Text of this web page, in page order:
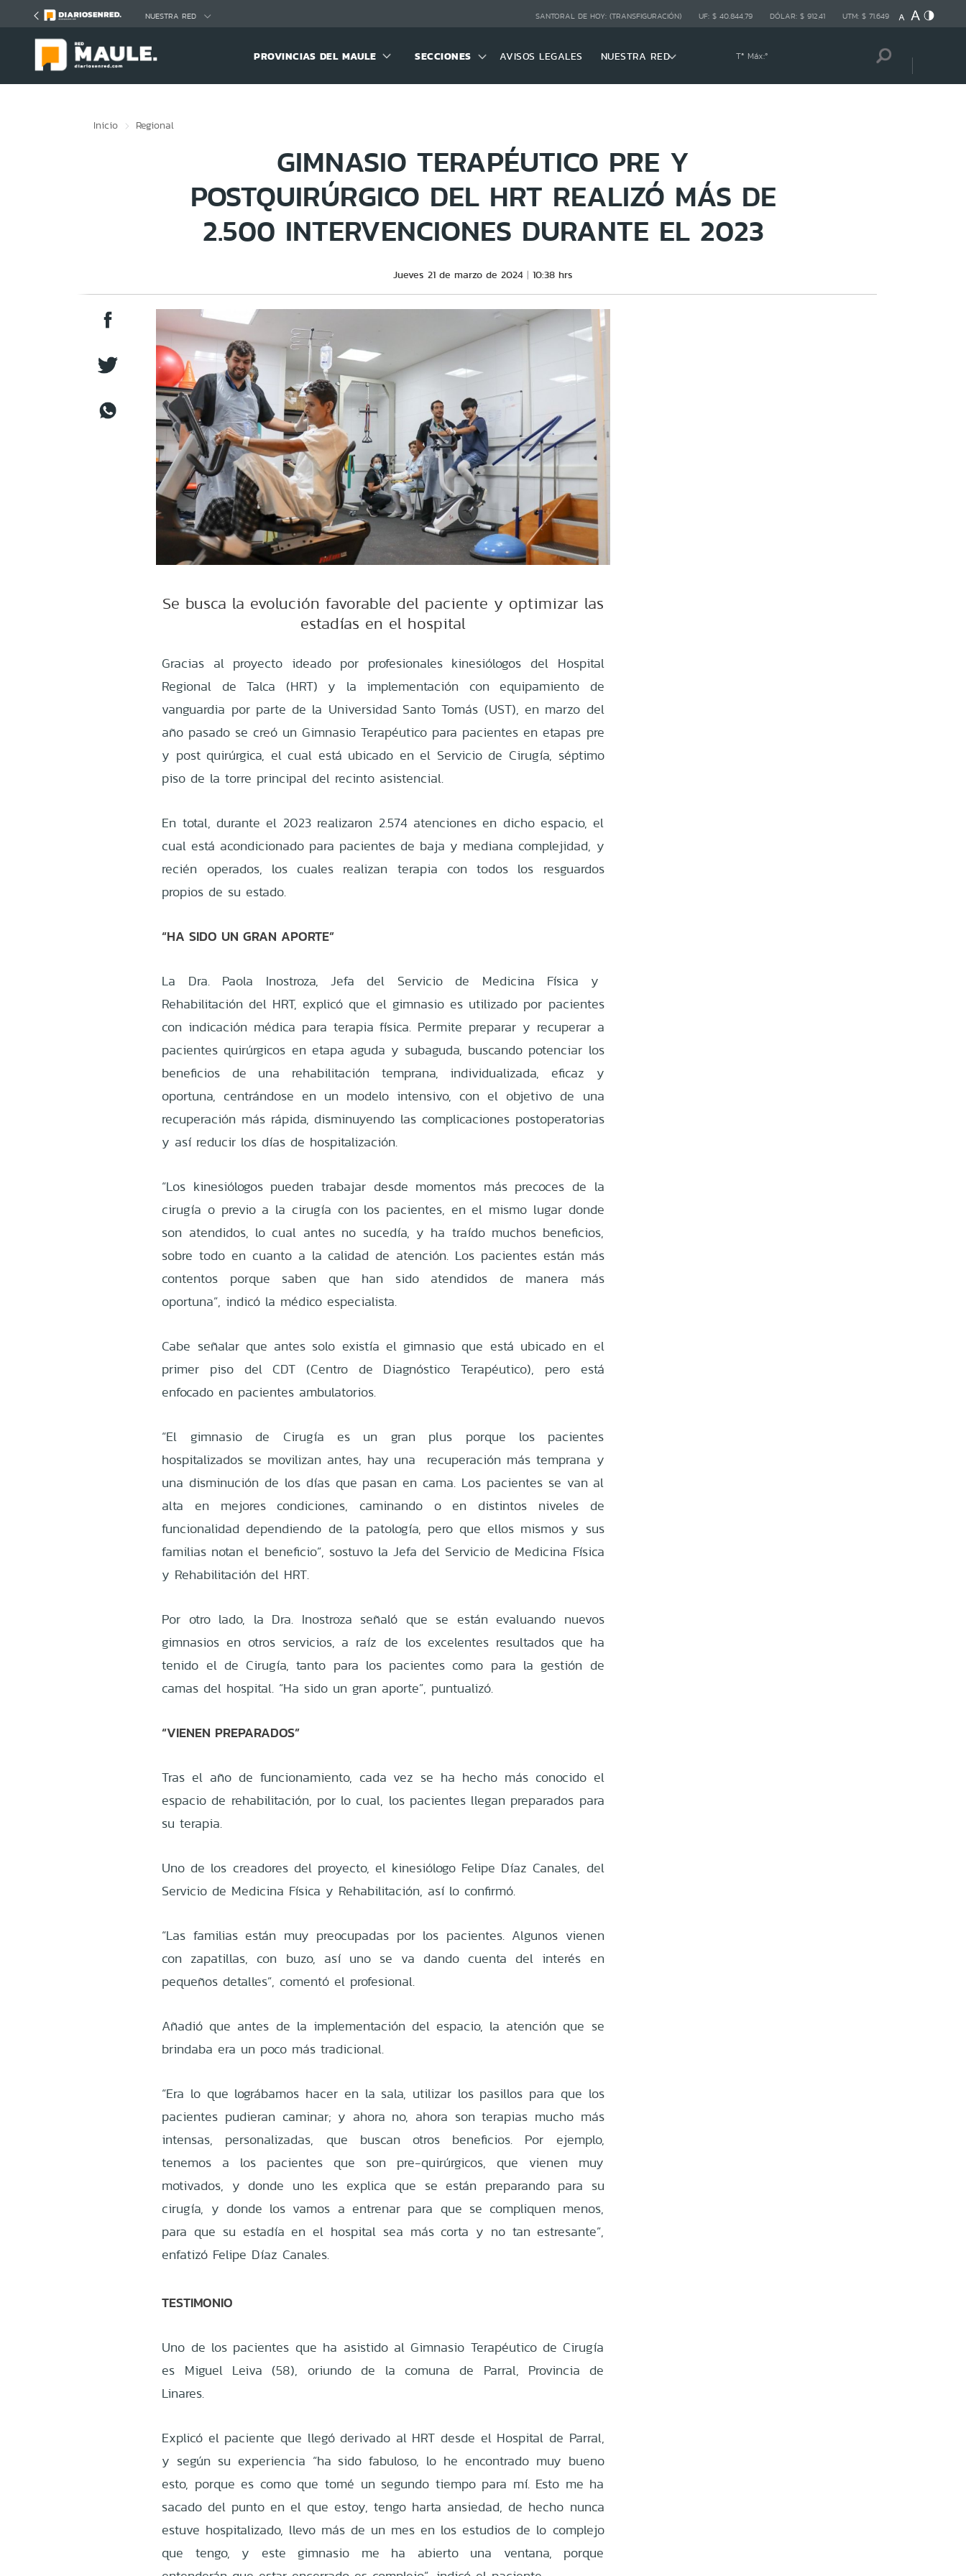
NUESTRA RED SANTORAL DE HOY: (TRANSFIGURACIÓN) UF: $ 40.844,79 DÓLAR: $ 912,41 UTM: $ 71.649
PROVINCIAS DEL MAULE SECCIONES AVISOS LEGALES NUESTRA RED Tª Máx:º
Inicio Regional
GIMNASIO TERAPÉUTICO PRE Y
POSTQUIRÚRGICO DEL HRT REALIZÓ MÁS DE
2.500 INTERVENCIONES DURANTE EL 2023
Jueves 21 de marzo de 2024 10:38 hrs
Se busca la evolución favorable del paciente y optimizar las
estadías en el hospital
Gracias al proyecto ideado por profesionales kinesiólogos del Hospital
Regional de Talca (HRT) y la implementación con equipamiento de
vanguardia por parte de la Universidad Santo Tomás (UST), en marzo del
año pasado se creó un Gimnasio Terapéutico para pacientes en etapas pre
y post quirúrgica, el cual está ubicado en el Servicio de Cirugía, séptimo
piso de la torre principal del recinto asistencial.
En total, durante el 2023 realizaron 2.574 atenciones en dicho espacio, el
cual está acondicionado para pacientes de baja y mediana complejidad, y
recién operados, los cuales realizan terapia con todos los resguardos
propios de su estado.
“HA SIDO UN GRAN APORTE”
La Dra. Paola Inostroza, Jefa del Servicio de Medicina Física y
Rehabilitación del HRT, explicó que el gimnasio es utilizado por pacientes
con indicación médica para terapia física. Permite preparar y recuperar a
pacientes quirúrgicos en etapa aguda y subaguda, buscando potenciar los
beneficios de una rehabilitación temprana, individualizada, eficaz y
oportuna, centrándose en un modelo intensivo, con el objetivo de una
recuperación más rápida, disminuyendo las complicaciones postoperatorias
y así reducir los días de hospitalización.
“Los kinesiólogos pueden trabajar desde momentos más precoces de la
cirugía o previo a la cirugía con los pacientes, en el mismo lugar donde
son atendidos, lo cual antes no sucedía, y ha traído muchos beneficios,
sobre todo en cuanto a la calidad de atención. Los pacientes están más
contentos porque saben que han sido atendidos de manera más
oportuna”, indicó la médico especialista.
Cabe señalar que antes solo existía el gimnasio que está ubicado en el
primer piso del CDT (Centro de Diagnóstico Terapéutico), pero está
enfocado en pacientes ambulatorios.
“El gimnasio de Cirugía es un gran plus porque los pacientes
hospitalizados se movilizan antes, hay una recuperación más temprana y
una disminución de los días que pasan en cama. Los pacientes se van al
alta en mejores condiciones, caminando o en distintos niveles de
funcionalidad dependiendo de la patología, pero que ellos mismos y sus
familias notan el beneficio”, sostuvo la Jefa del Servicio de Medicina Física
y Rehabilitación del HRT.
Por otro lado, la Dra. Inostroza señaló que se están evaluando nuevos
gimnasios en otros servicios, a raíz de los excelentes resultados que ha
tenido el de Cirugía, tanto para los pacientes como para la gestión de
camas del hospital. “Ha sido un gran aporte”, puntualizó.
“VIENEN PREPARADOS”
Tras el año de funcionamiento, cada vez se ha hecho más conocido el
espacio de rehabilitación, por lo cual, los pacientes llegan preparados para
su terapia.
Uno de los creadores del proyecto, el kinesiólogo Felipe Díaz Canales, del
Servicio de Medicina Física y Rehabilitación, así lo confirmó.
“Las familias están muy preocupadas por los pacientes. Algunos vienen
con zapatillas, con buzo, así uno se va dando cuenta del interés en
pequeños detalles”, comentó el profesional.
Añadió que antes de la implementación del espacio, la atención que se
brindaba era un poco más tradicional.
“Era lo que lográbamos hacer en la sala, utilizar los pasillos para que los
pacientes pudieran caminar; y ahora no, ahora son terapias mucho más
intensas, personalizadas, que buscan otros beneficios. Por ejemplo,
tenemos a los pacientes que son pre-quirúrgicos, que vienen muy
motivados, y donde uno les explica que se están preparando para su
cirugía, y donde los vamos a entrenar para que se compliquen menos,
para que su estadía en el hospital sea más corta y no tan estresante”,
enfatizó Felipe Díaz Canales.
TESTIMONIO
Uno de los pacientes que ha asistido al Gimnasio Terapéutico de Cirugía
es Miguel Leiva (58), oriundo de la comuna de Parral, Provincia de
Linares.
Explicó el paciente que llegó derivado al HRT desde el Hospital de Parral,
y según su experiencia “ha sido fabuloso, lo he encontrado muy bueno
esto, porque es como que tomé un segundo tiempo para mí. Esto me ha
sacado del punto en el que estoy, tengo harta ansiedad, de hecho nunca
estuve hospitalizado, llevo más de un mes en los estudios de lo complejo
que tengo, y este gimnasio me ha abierto una ventana, porque